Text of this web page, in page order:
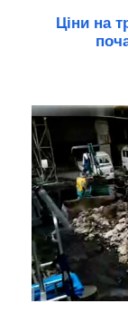
Ціни на